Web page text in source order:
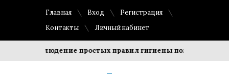
Главная Вход
Регистрация
Контакты
Личный кабинет
Соблюдение простых правил гигиены помогает